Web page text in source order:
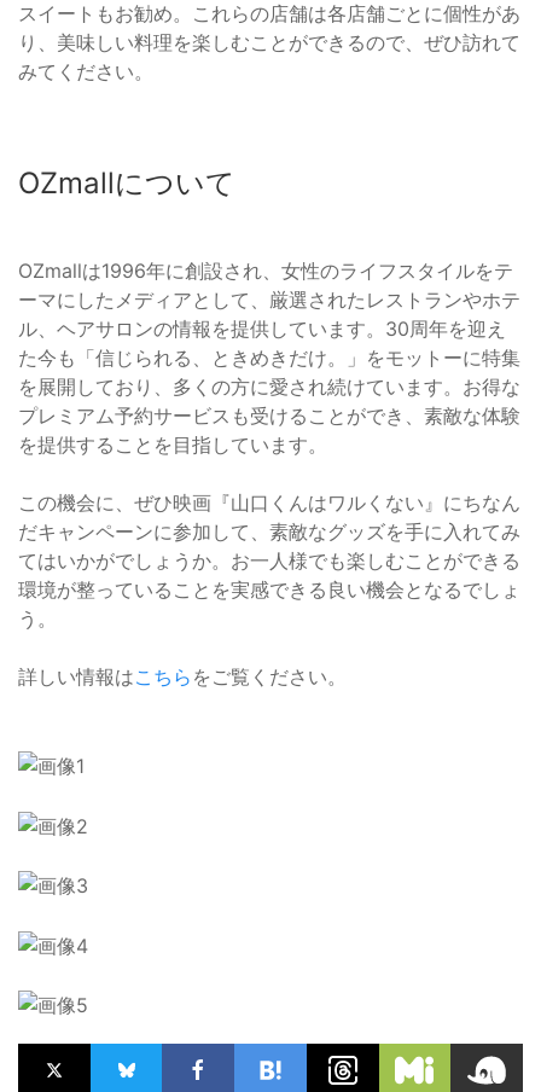
スイートもお勧め。これらの店舗は各店舗ごとに個性があ
り、美味しい料理を楽しむことができるので、ぜひ訪れて
みてください。
OZmallについて
OZmallは1996年に創設され、女性のライフスタイルをテ
ーマにしたメディアとして、厳選されたレストランやホテ
ル、ヘアサロンの情報を提供しています。30周年を迎え
た今も「信じられる、ときめきだけ。」をモットーに特集
を展開しており、多くの方に愛され続けています。お得な
プレミアム予約サービスも受けることができ、素敵な体験
を提供することを目指しています。
この機会に、ぜひ映画『山口くんはワルくない』にちなん
だキャンペーンに参加して、素敵なグッズを手に入れてみ
てはいかがでしょうか。お一人様でも楽しむことができる
環境が整っていることを実感できる良い機会となるでしょ
う。
詳しい情報はこちら をご覧ください。